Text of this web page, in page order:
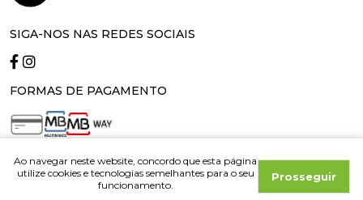
Ao navegar neste website, concordo que esta página
utilize cookies e tecnologias semelhantes para o seu
funcionamento.
Prosseguir
SIGA-NOS NAS REDES SOCIAIS
FORMAS DE PAGAMENTO
© 2026 Lino Coelho. All rights reserved. Developed by